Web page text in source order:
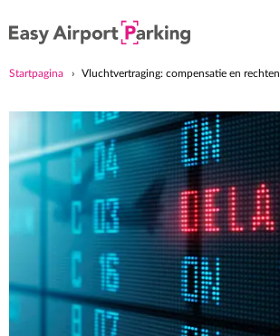
Startpagina Vluchtvertraging: compensatie en rechten